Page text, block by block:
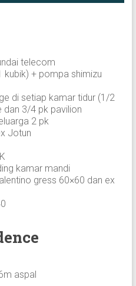
telecom
kubik) + pompa shimizu
di setiap kamar tidur (1/2
3/4 pk pavilion
2 pk
Jotun
kamar mandi
gress 60×60 dan ex
aspal